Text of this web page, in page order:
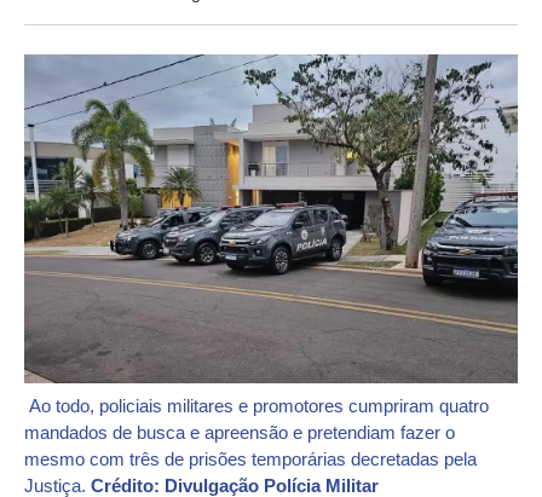
Ao todo, policiais militares e promotores cumpriram quatro
mandados de busca e apreensão e pretendiam fazer o
mesmo com três de prisões temporárias decretadas pela
Justiça. Crédito: Divulgação Polícia Militar